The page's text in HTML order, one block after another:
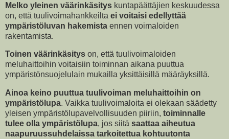
Melko yleinen väärinkäsitys kuntapäättäjien keskuudessa
on, että tuulivoimahankkeilta ei voitaisi edellyttää
ympäristöluvan hakemista ennen voimaloiden
rakentamista.
Toinen väärinkäsitys on, että tuulivoimaloiden
meluhaittoihin voitaisiin toiminnan aikana puuttua
ympäristönsuojelulain mukailla yksittäisillä määräyksillä.
Ainoa keino puuttua tuulivoiman meluhaittoihin on
ympäristölupa. Vaikka tuulivoimaloita ei olekaan säädetty
yleisen ympäristölupavelvollisuuden piiriin, toiminnalle
tulee olla ympäristölupa, jos siitä saattaa aiheutua
naapuruussuhdelaissa tarkoitettua kohtuutonta